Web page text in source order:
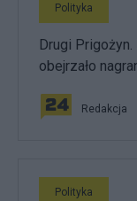
Polityka
Drugi
obejrzało
Redakcja
Polityka